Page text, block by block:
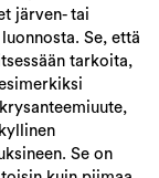
järven- tai
Se, että
tarkoita,
Se on